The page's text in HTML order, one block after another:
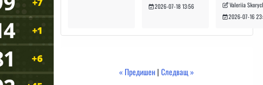
2026-07-18 13:56
Valeriia
2026-07-16
« Предишен |Следващ »